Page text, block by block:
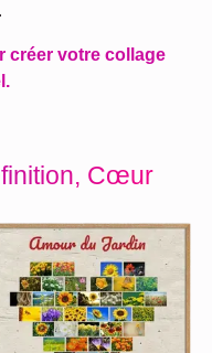
créer votre collage
Cœur